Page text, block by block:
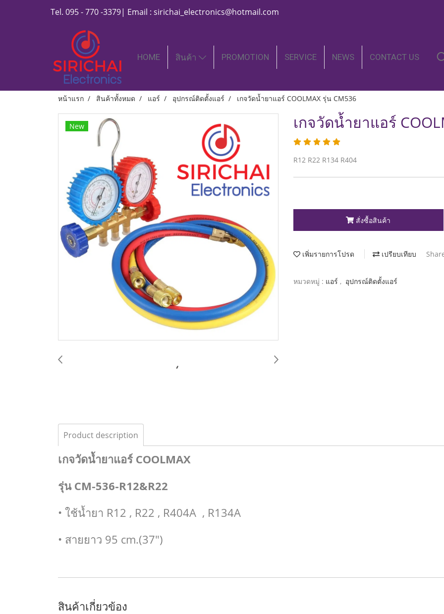
Tel. 095 - 770 -3379| Email : sirichai_electronics@hotmail.com
HOME สินค้า PROMOTION SERVICE NEWS CONTACT US
หน้าแรก สินค้าทั้งหมด แอร์ อุปกรณ์ติดตั้งแอร์ เกจวัดน้ำยาแอร์ COOLMAX รุ่น CM536
New เกจวัดน้ำยาแอร์
R12 R22 R134 R404
สั่งซื้อสินค้า
เพิ่มรายการโปรด เปรียบเทียบ
หมวดหมู่ : แอร์ , อุปกรณ์ติดตั้งแอร์
Product description
เกจวัดน้ำยาแอร์ COOLMAX
รุ่น CM-536-R12&R22
• ใช้น้ำยา R12 , R22 , R404A , R134A
• สายยาว 95 cm.(37")
สินค้าเกี่ยวข้อง